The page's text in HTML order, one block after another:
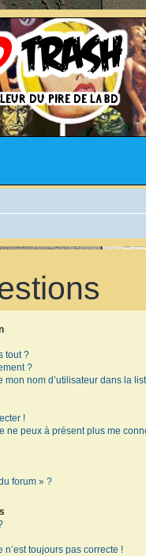
tout ?
?
nom d’utilisateur dans la
!
ne peux à présent plus me
forum » ?
n’est toujours pas correcte !